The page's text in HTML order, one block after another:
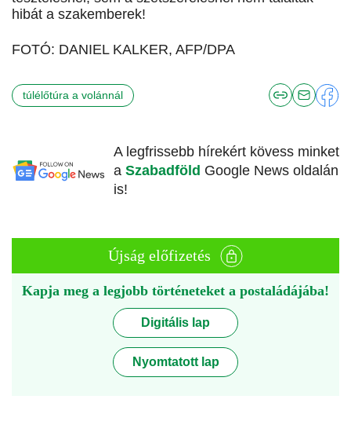
hibát a szakemberek!
FOTÓ: DANIEL KALKER, AFP/DPA
túlélőtúra a volánnál
A legfrissebb hírekért kövess minket
a Szabadföld Google News oldalán
is!
Újság előfizetés
Kapja meg a legjobb történeteket a postaládájába!
Digitális lap
Nyomtatott lap